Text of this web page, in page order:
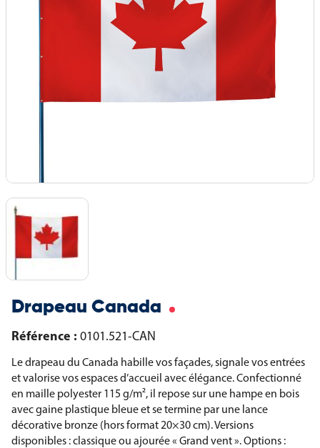
Drapeau Canada
Référence : 0101.521-CAN
Le drapeau du Canada habille vos façades, signale vos entrées
et valorise vos espaces d’accueil avec élégance. Confectionné
en maille polyester 115 g/m², il repose sur une hampe en bois
avec gaine plastique bleue et se termine par une lance
décorative bronze (hors format 20×30 cm). Versions
disponibles : classique ou ajourée « Grand vent ». Options :